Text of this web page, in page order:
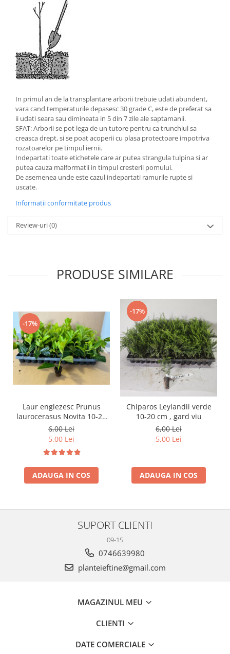
In primul an de la transplantare arborii trebuie udati abundent,
vara cand temperaturile depasesc 30 grade C, este de preferat sa
ii udati seara sau dimineata in 5 din 7 zile ale saptamanii.
SFAT: Arborii se pot lega de un tutore pentru ca trunchiul sa
creasca drept, si se poat acoperii cu plasa protectoare impotriva
rozatoarelor pe timpul iernii.
Indepartati toate etichetele care ar putea strangula tulpina si ar
putea cauza malformatii in timpul cresterii pomului.
De asemenea unde este cazul indepartati ramurile rupte si
uscate.
Informatii conformitate produs
Review-uri(0)
PRODUSE SIMILARE
-17%
Laur englezesc Prunus
laurocerasus Novita 10-20
cm
6,00 Lei
5,00 Lei
ADAUGA IN COS
-17%
Chiparos Leylandii verde
10-20 cm , gard viu
6,00 Lei
5,00 Lei
ADAUGA IN COS
SUPORT CLIENTI
09-15
0746639980
planteieftine@gmail.com
MAGAZINUL MEU
CLIENTI
DATE COMERCIALE